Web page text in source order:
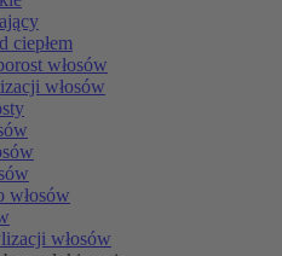
ciepłem
włosów
włosów
włosów
włosów